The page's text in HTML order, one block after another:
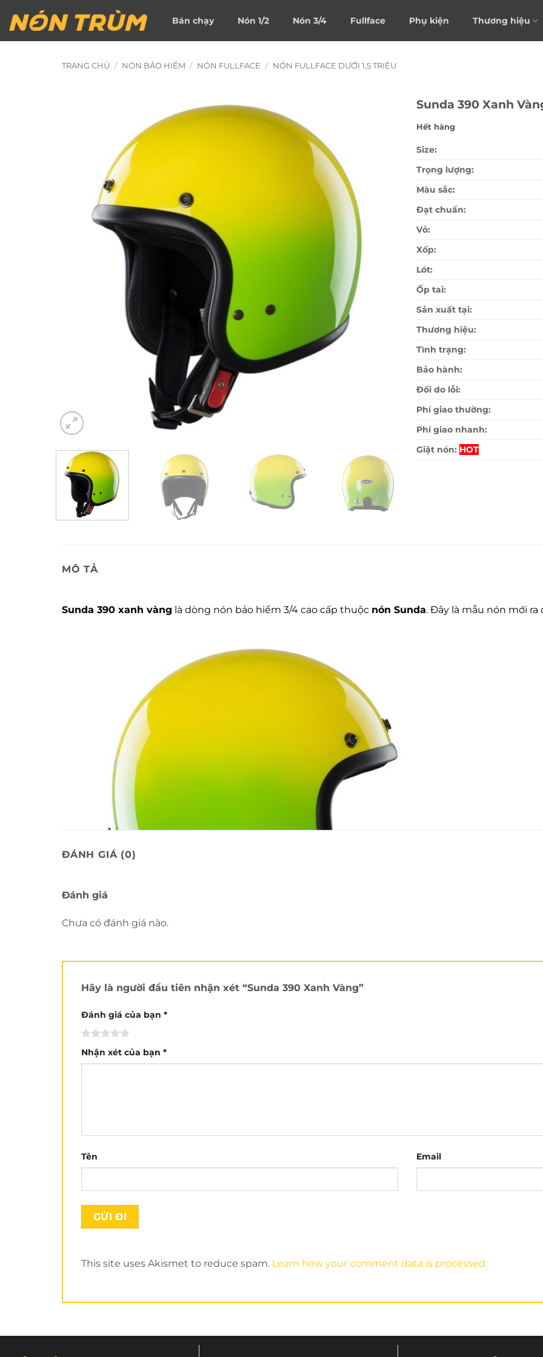
qua
Bán chạy Nón 1/2 Nón 3/4 Fullface Phụ kiện Thương hiệu
TRANG CHỦ / NÓN BẢO HIỂM / NÓN FULLFACE / NÓN FULLFACE DƯỚI 1,5 TRIỆU
Sunda 390 Xanh
Hết hàng
Size:
Trọng lượng:
Màu sắc:
Đạt chuẩn:
Vỏ:
Xốp:
Lót:
Ốp tai:
Sản xuất tại:
Thương hiệu:
Tình trạng:
Bảo hành:
Đổi do lỗi:
Phí giao thường:
Phí giao nhanh:
Giặt nón: HOT
MÔ TẢ
Sunda 390 xanh vàng là dòng nón bảo hiểm 3/4 cao cấp thuộc nón Sunda. Đây là mẫu nón mới ra
Nón Sunda là thương hiệu của Đài Loan, được bán trên toàn cầu với hơn 30 quốc gia trên thế giới.
Việt Nam, công ty sở hữu thương hiệu Andes. Một thương hiệu rất quen thuộc với người dân Việt
ĐÁNH GIÁ (0)
Đánh giá
Chưa có đánh giá nào.
Hãy là người đầu tiên nhận xét “Sunda 390 Xanh Vàng”
Đánh giá của bạn *
Nhận xét của bạn *
Tên Email
This site uses Akismet to reduce spam. Learn how your comment data is processed.